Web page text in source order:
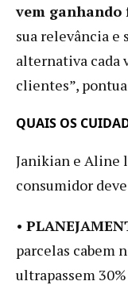
vem ganhando
sua relevância e
alternativa cada
clientes”,
QUAIS OS
Janikian e Aline
consumidor
•
parcelas cabem
ultrapassem